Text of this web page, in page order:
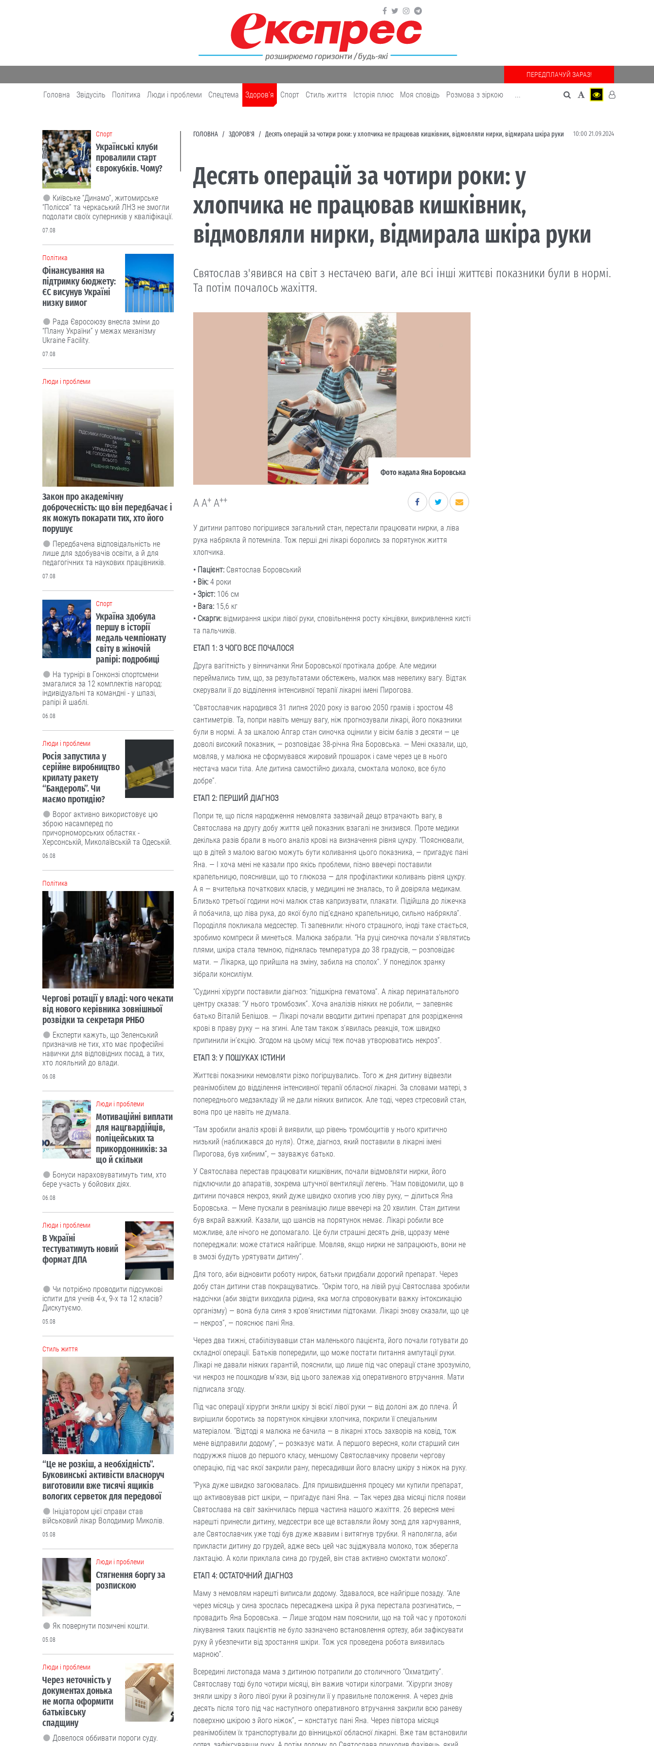
ПЕРЕДПЛАЧУЙ ЗАРАЗ!
Головна Звідусіль Політика Люди і проблеми Спецтема Здоров'я Cпорт Cтиль життя Історія плюс Моя сповідь Розмова з зіркою ...
ГОЛОВНА ЗДОРОВ'Я Десять операцій за чотири роки: у хлопчика не працював кишківник, відмовляли нирки, відмирала шкіра руки 10:00 21.09.2024
Десять операцій за чотири роки: у
хлопчика не працював кишківник,
відмовляли нирки, відмирала шкіра руки
Святослав з'явився на світ з нестачею ваги, але всі інші життєві показники були в нормі.
Та потім почалось жахіття.
Фото надала Яна Боровська
A A+ A++
У дитини раптово погіршився загальний стан, перестали працювати нирки, а ліва
рука набрякла й потемніла. Тож перші дні лікарі боролись за порятунок життя
хлопчика.
• Пацієнт: Святослав Боровський
• Вік: 4 роки
• Зріст: 106 см
• Вага: 15,6 кг
• Скарги: відмирання шкіри лівої руки, сповільнення росту кінцівки, викривлення кисті
та пальчиків.
ЕТАП 1: З ЧОГО ВСЕ ПОЧАЛОСЯ
Друга вагітність у вінничанки Яни Боровської протікала добре. Але медики
переймались тим, що, за результатами обстежень, малюк мав невелику вагу. Відтак
скерували її до відділення інтенсивної терапії лікарні імені Пирогова.
“Святославчик народився 31 липня 2020 року із вагою 2050 грамів і зростом 48
сантиметрів. Та, попри навіть меншу вагу, ніж прогнозували лікарі, його показники
були в нормі. А за шкалою Апгар стан синочка оцінили у вісім балів з десяти — це
доволі високий показник, — розповідає 38-річна Яна Боровська. — Мені сказали, що,
мовляв, у малюка не сформувався жировий прошарок і саме через це в нього
нестача маси тіла. Але дитина самостійно дихала, смоктала молоко, все було
добре”.
ЕТАП 2: ПЕРШИЙ ДІАГНОЗ
Попри те, що після народження немовлята зазвичай дещо втрачають вагу, в
Святослава на другу добу життя цей показник взагалі не знизився. Проте медики
декілька разів брали в нього аналіз крові на визначення рівня цукру. “Пояснювали,
що в дітей з малою вагою можуть бути коливання цього показника, — пригадує пані
Яна. — І хоча мені не казали про якісь проблеми, пізно ввечері поставили
крапельницю, пояснивши, що то глюкоза — для профілактики коливань рівня цукру.
А я — вчителька початкових класів, у медицині не зналась, то й довіряла медикам.
Близько третьої години ночі малюк став капризувати, плакати. Підійшла до ліжечка
й побачила, що ліва рука, до якої було під’єднано крапельницю, сильно набрякла”.
Породілля покликала медсестер. Ті запевнили: нічого страшного, іноді таке стається,
зробимо компреси й минеться. Малюка забрали. “На руці синочка почали з’являтись
плями, шкіра стала темною, піднялась температура до 38 градусів, — розповідає
мати. — Лікарка, що прийшла на зміну, забила на сполох”. У понеділок зранку
зібрали консиліум.
“Судинні хірурги поставили діагноз: “підшкірна гематома”. А лікар перинатального
центру сказав: “У нього тромбозик”. Хоча аналізів ніяких не робили, — запевняє
батько Віталій Белішов. — Лікарі почали вводити дитині препарат для розрідження
крові в праву руку — на згині. Але там також з’явилась реакція, тож швидко
припинили ін’єкцію. Згодом на цьому місці теж почав утворюватись некроз”.
ЕТАП 3: У ПОШУКАХ ІСТИНИ
Життєві показники немовляти різко погіршувались. Того ж дня дитину відвезли
реанімобілем до відділення інтенсивної терапії обласної лікарні. За словами матері, з
попереднього медзакладу їй не дали ніяких виписок. Але тоді, через стресовий стан,
вона про це навіть не думала.
“Там зробили аналіз крові й виявили, що рівень тромбоцитів у нього критично
низький (наближався до нуля). Отже, діагноз, який поставили в лікарні імені
Пирогова, був хибним”, — зауважує батько.
У Святослава перестав працювати кишківник, почали відмовляти нирки, його
підключили до апаратів, зокрема штучної вентиляції легень. “Нам повідомили, що в
дитини почався некроз, який дуже швидко охопив усю ліву руку, — ділиться Яна
Боровська. — Мене пускали в реанімацію лише ввечері на 20 хвилин. Стан дитини
був вкрай важкий. Казали, що шансів на порятунок немає. Лікарі робили все
можливе, але нічого не допомагало. Це були страшні десять днів, щоразу мене
попереджали: може статися найгірше. Мовляв, якщо нирки не запрацюють, вони не
в змозі будуть урятувати дитину”.
Для того, аби відновити роботу нирок, батьки придбали дорогий препарат. Через
добу стан дитини став покращуватись. “Окрім того, на лівій руці Святослава зробили
надсічки (аби звідти виходила рідина, яка могла спровокувати важку інтоксикацію
організму) — вона була синя з кров’янистими підтоками. Лікарі знову сказали, що це
— некроз”, — пояснює пані Яна.
Через два тижні, стабілізувавши стан маленького пацієнта, його почали готувати до
складної операції. Батьків попередили, що може постати питання ампутації руки.
Лікарі не давали ніяких гарантій, пояснили, що лише під час операції стане зрозуміло,
чи некроз не пошкодив м’язи, від цього залежав хід оперативного втручання. Мати
підписала згоду.
Під час операції хірурги зняли шкіру зі всієї лівої руки — від долоні аж до плеча. Й
вирішили боротись за порятунок кінцівки хлопчика, покрили її спеціальним
матеріалом. “Відтоді я малюка не бачила — в лікарні хтось захворів на ковід, тож
мене відправили додому”, — розказує мати. А першого вересня, коли старший син
подружжя пішов до першого класу, меншому Святославчику провели чергову
операцію, під час якої закрили рану, пересадивши його власну шкіру з ніжок на руку.
“Рука дуже швидко загоювалась. Для пришвидшення процесу ми купили препарат,
що активовував ріст шкіри, — пригадує пані Яна. — Так через два місяці після появи
Святослава на світ закінчилась перша частина нашого жахіття. 26 вересня мені
нарешті принесли дитину, медсестри все ще вставляли йому зонд для харчування,
але Святославчик уже тоді був дуже жвавим і витягнув трубки. Я наполягла, аби
прикласти дитину до грудей, адже весь цей час зціджувала молоко, тож зберегла
лактацію. А коли приклала сина до грудей, він став активно смоктати молоко”.
ЕТАП 4: ОСТАТОЧНИЙ ДІАГНОЗ
Маму з немовлям нарешті виписали додому. Здавалося, все найгірше позаду. “Але
через місяць у сина зрослась пересаджена шкіра й рука перестала розгинатись, —
провадить Яна Боровська. — Лише згодом нам пояснили, що на той час у протоколі
лікування таких пацієнтів не було зазначено встановлення ортезу, аби зафіксувати
руку й убезпечити від зростання шкіри. Тож уся проведена робота виявилась
марною”.
Всередині листопада мама з дитиною потрапили до столичного “Охматдиту”.
Святославу тоді було чотири місяці, він важив чотири кілограми. “Хірурги знову
зняли шкіру з його лівої руки й розігнули її у правильне положення. А через днів
десять після того під час наступного оперативного втручання закрили всю раневу
поверхню шкірою з його ніжок”, — констатує пані Яна. Через півтора місяця
реанімобілем їх транспортували до вінницької обласної лікарні. Вже там встановили
Cпорт
Українські клуби
провалили старт
єврокубків. Чому?
Київське “Динамо”, житомирське
“Полісся” та черкаський ЛНЗ не змогли
подолати своїх суперників у кваліфікації.
07.08
Політика
Фінансування на
підтримку бюджету:
ЄС висунув Україні
низку вимог
Рада Євросоюзу внесла зміни до
“Плану України” у межах механізму
Ukraine Facility.
07.08
Люди і проблеми
Закон про академічну
доброчесність: що він передбачає і
як можуть покарати тих, хто його
порушує
Передбачена відповідальність не
лише для здобувачів освіти, а й для
педагогічних та наукових працівників.
07.08
Cпорт
Україна здобула
першу в історії
медаль чемпіонату
світу в жіночій
рапірі: подробиці
На турнірі в Гонконзі спортсмени
змагалися за 12 комплектів нагород:
індивідуальні та командні - у шпазі,
рапірі й шаблі.
06.08
Люди і проблеми
Росія запустила у
серійне виробництво
крилату ракету
“Бандероль”. Чи
маємо протидію?
Ворог активно використовує цю
зброю насамперед по
причорноморських областях -
Херсонській, Миколаївській та Одеській.
06.08
Політика
Чергові ротації у владі: чого чекати
від нового керівника зовнішньої
розвідки та секретаря РНБО
Експерти кажуть, що Зеленський
призначив не тих, хто має професійні
навички для відповідних посад, а тих,
хто лояльний до влади.
06.08
Люди і проблеми
Мотиваційні виплати
для нацгвардійців,
поліцейських та
прикордонників: за
що й скільки
Бонуси нараховуватимуть тим, хто
бере участь у бойових діях.
06.08
Люди і проблеми
В Україні
тестуватимуть новий
формат ДПА
Чи потрібно проводити підсумкові
іспити для учнів 4-х, 9-х та 12 класів?
Дискутуємо.
05.08
Cтиль життя
“Це не розкіш, а необхідність”.
Буковинські активісти власноруч
виготовили вже тисячі ящиків
вологих серветок для передової
Ініціатором цієї справи став
військовий лікар Володимир Миколів.
05.08
Люди і проблеми
Стягнення боргу за
розпискою
Як повернути позичені кошти.
05.08
Люди і проблеми
Через неточність у
документах донька
не могла оформити
батьківську
спадщину
Довелося оббивати пороги суду.